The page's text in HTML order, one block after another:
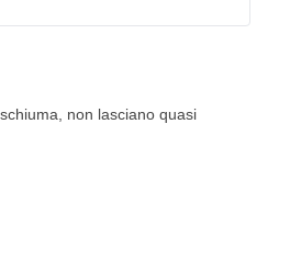
non lasciano quasi